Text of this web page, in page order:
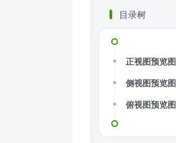
目录树
正视图预览图
侧视图预览图
俯视图预览图